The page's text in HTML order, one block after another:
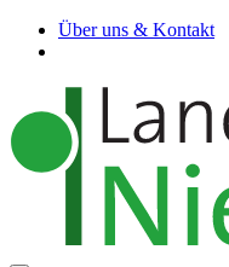
Über uns & Kontakt